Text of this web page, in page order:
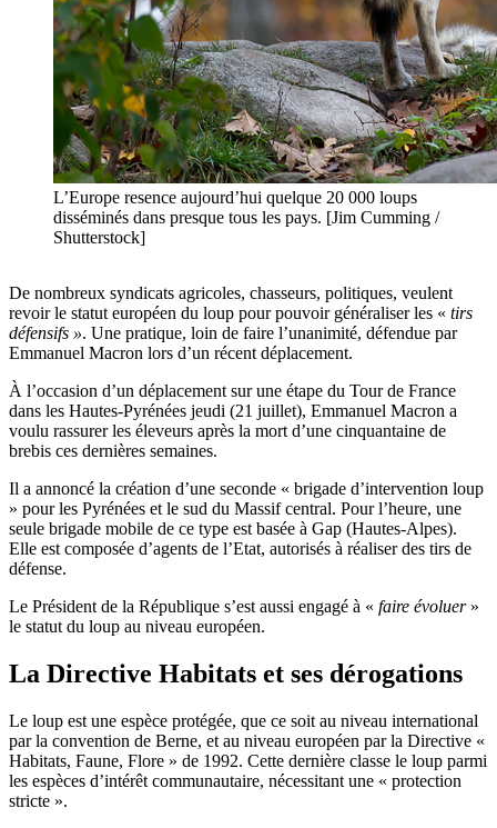
L’Europe resence aujourd’hui quelque 20 000 loups
disséminés dans presque tous les pays. [Jim Cumming /
Shutterstock]
De nombreux syndicats agricoles, chasseurs, politiques, veulent
revoir le statut européen du loup pour pouvoir généraliser les « tirs
défensifs ». Une pratique, loin de faire l’unanimité, défendue par
Emmanuel Macron lors d’un récent déplacement.
À l’occasion d’un déplacement sur une étape du Tour de France
dans les Hautes-Pyrénées jeudi (21 juillet), Emmanuel Macron a
voulu rassurer les éleveurs après la mort d’une cinquantaine de
brebis ces dernières semaines.
Il a annoncé la création d’une seconde « brigade d’intervention loup
» pour les Pyrénées et le sud du Massif central. Pour l’heure, une
seule brigade mobile de ce type est basée à Gap (Hautes-Alpes).
Elle est composée d’agents de l’Etat, autorisés à réaliser des tirs de
défense.
Le Président de la République s’est aussi engagé à « faire évoluer »
le statut du loup au niveau européen.
La Directive Habitats et ses dérogations
Le loup est une espèce protégée, que ce soit au niveau international
par la convention de Berne, et au niveau européen par la Directive «
Habitats, Faune, Flore » de 1992. Cette dernière classe le loup parmi
les espèces d’intérêt communautaire, nécessitant une « protection
stricte ».